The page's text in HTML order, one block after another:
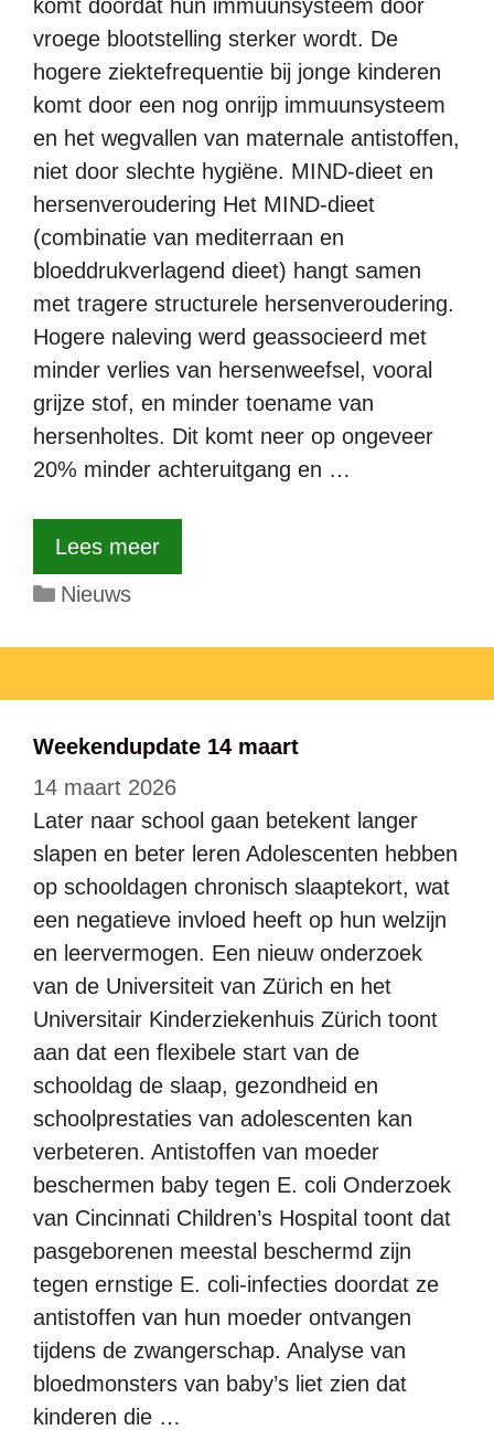
komt doordat hun immuunsysteem door
vroege blootstelling sterker wordt. De
hogere ziektefrequentie bij jonge kinderen
komt door een nog onrijp immuunsysteem
en het wegvallen van maternale antistoffen,
niet door slechte hygiëne. MIND-dieet en
hersenveroudering Het MIND-dieet
(combinatie van mediterraan en
bloeddrukverlagend dieet) hangt samen
met tragere structurele hersenveroudering.
Hogere naleving werd geassocieerd met
minder verlies van hersenweefsel, vooral
grijze stof, en minder toename van
hersenholtes. Dit komt neer op ongeveer
20% minder achteruitgang en …
Lees meer
Categorieën
Nieuws
Weekendupdate 14 maart
14 maart 2026
Later naar school gaan betekent langer
slapen en beter leren Adolescenten hebben
op schooldagen chronisch slaaptekort, wat
een negatieve invloed heeft op hun welzijn
en leervermogen. Een nieuw onderzoek
van de Universiteit van Zürich en het
Universitair Kinderziekenhuis Zürich toont
aan dat een flexibele start van de
schooldag de slaap, gezondheid en
schoolprestaties van adolescenten kan
verbeteren. Antistoffen van moeder
beschermen baby tegen E. coli Onderzoek
van Cincinnati Children’s Hospital toont dat
pasgeborenen meestal beschermd zijn
tegen ernstige E. coli-infecties doordat ze
antistoffen van hun moeder ontvangen
tijdens de zwangerschap. Analyse van
bloedmonsters van baby’s liet zien dat
kinderen die …